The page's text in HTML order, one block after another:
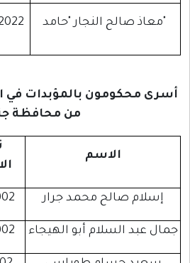
معاذ صالح النجار "حامد"
أسرى محكومون بالمؤبدات في
من محافظة
الاسم
إسلام صالح محمد جرار
جمال عبد السلام أبو الهيجاء